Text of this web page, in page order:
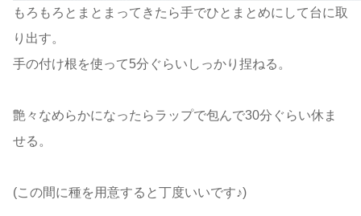
もろもろとまとまってきたら手でひとまとめにして台に取
り出す。
手の付け根を使って5分ぐらいしっかり捏ねる。
艶々なめらかになったらラップで包んで30分ぐらい休ま
せる。
(この間に種を用意すると丁度いいです♪)